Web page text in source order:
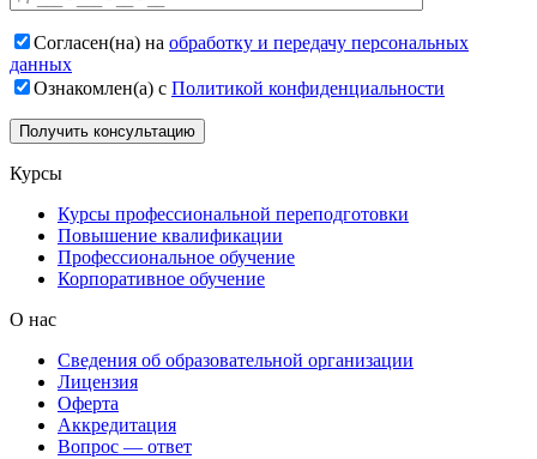
Согласен(на) на обработку и передачу персональных
данных
Ознакомлен(а) с Политикой конфиденциальности
Курсы
Курсы профессиональной переподготовки
Повышение квалификации
Профессиональное обучение
Корпоративное обучение
О нас
Сведения об образовательной организации
Лицензия
Оферта
Аккредитация
Вопрос — ответ